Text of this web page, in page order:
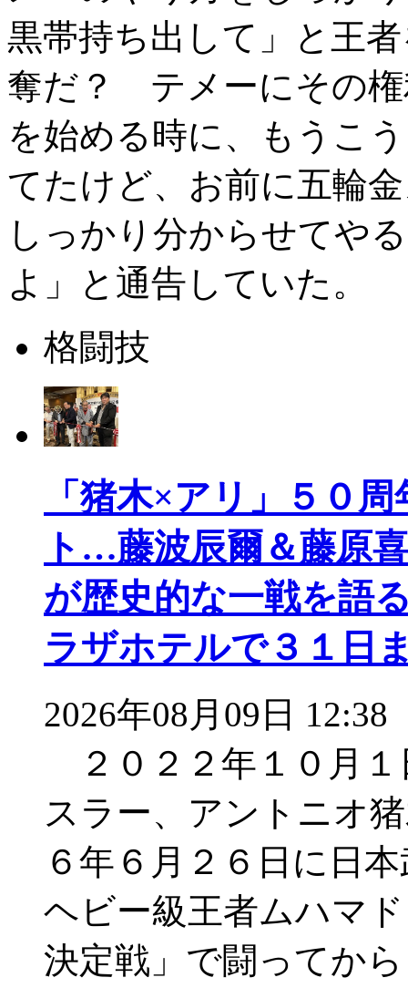
黒帯持ち出して」と王
奪だ？ テメーにその権
を始める時に、もうこ
てたけど、お前に五輪
しっかり分からせてや
よ」と通告していた。
格闘技
「猪木×アリ」５０
ト…藤波辰爾＆藤原
が歴史的な一戦を語
ラザホテルで３１日
2026年08月09日 12:38
２０２２年１０月１
スラー、アントニオ
６年６月２６日に日
ヘビー級王者ムハマ
決定戦」で闘ってか